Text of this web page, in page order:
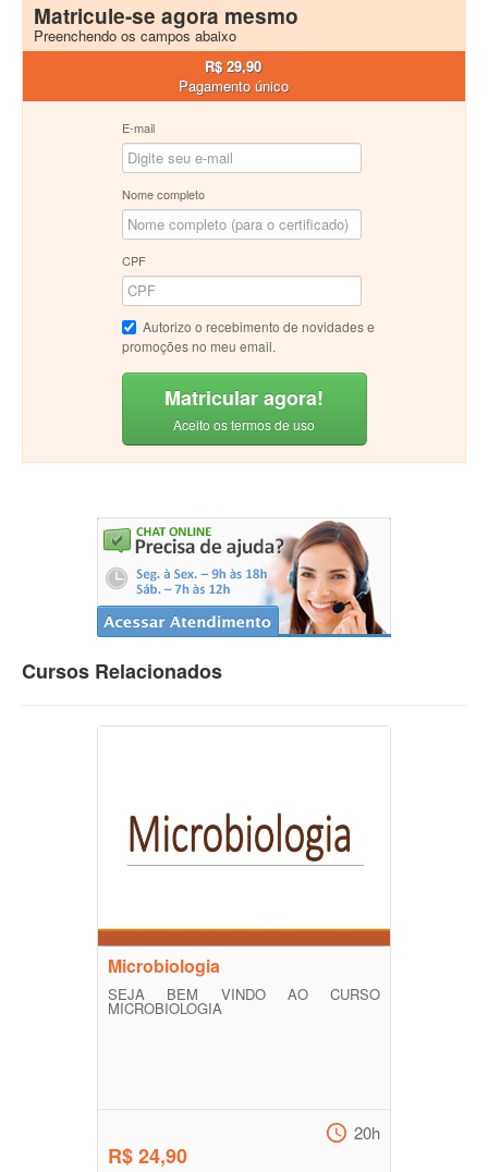
Matricule-se agora mesmo
Preenchendo os campos abaixo
R$ 29,90
Pagamento único
E-mail
Nome completo
CPF
Autorizo o recebimento de novidades e
promoções no meu email.
Matricular agora!
Aceito os termos de uso
Cursos Relacionados
Microbiologia
SEJA BEM VINDO AO CURSO
MICROBIOLOGIA
R$ 24,90
20h